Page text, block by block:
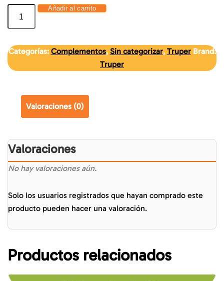
Añadir al carrito
Categorías: Complementos, Sin categorizar, Truper Brand:
Truper
Valoraciones (0)
Valoraciones
No hay valoraciones aún.
Solo los usuarios registrados que hayan comprado este
producto pueden hacer una valoración.
Productos relacionados